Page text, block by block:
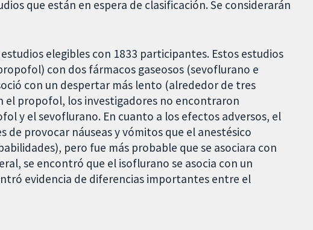
que están en espera de clasificación. Se considerarán
elegibles con 1833 participantes. Estos estudios
con dos fármacos gaseosos (sevoflurano e
con un despertar más lento (alrededor de tres
el propofol, los investigadores no encontraron
y el sevoflurano. En cuanto a los efectos adversos, el
provocar náuseas y vómitos que el anestésico
pero fue más probable que se asociara con
se encontró que el isoflurano se asocia con un
evidencia de diferencias importantes entre el